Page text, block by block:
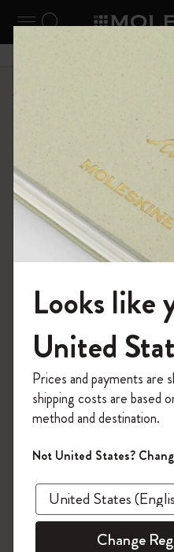
ナビゲーション
検索 (キーワー
6,500円以上の
ーを閉じる
ショップ
モレスキン
「WELCOME10」
文が10%オフ＋送
ール・アウトレ
Moleskineアカウン
ァーや会員特典、
レーションを
今すぐ
Looks like
United
Prices and payments are
shipping costs are based
method and destination.
Not United States?
Change